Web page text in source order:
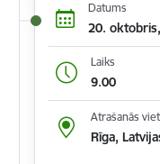
Datums
20.
Laiks
9.00
Atrašanās
Rīga,